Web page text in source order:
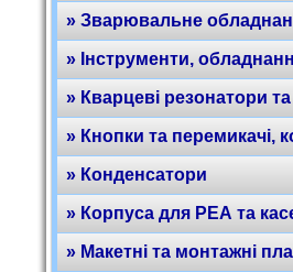
» Зварювальне
» Інструменти,
» Кварцеві резонатори
» Кнопки та перемикачі,
» Конденсатори
» Корпуса для РЕА та
» Макетні та монтажні